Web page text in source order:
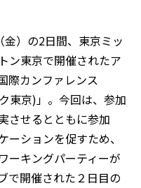
）の2日間、東京ミッ
ン東京で開催されたア
際カンファレンス
東京)」。今回は、参加
させるとともに参加
ションを促すため、
ーキングパーティーが
で開催された２日目の